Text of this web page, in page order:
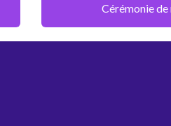
Cérémonie